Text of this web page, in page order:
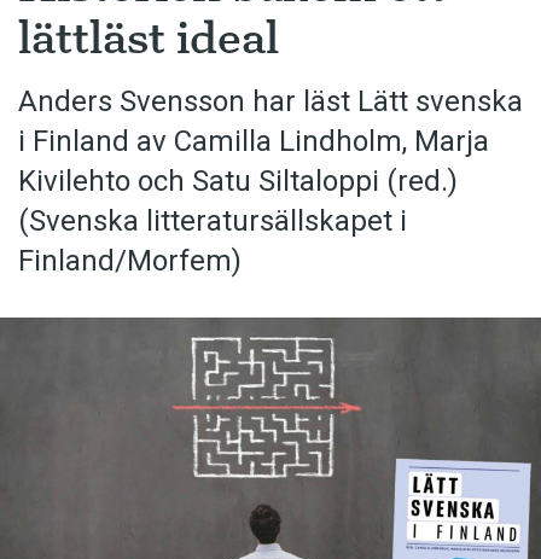
lättläst ideal
Anders Svensson har läst Lätt svenska
i Finland av Camilla Lindholm, Marja
Kivilehto och Satu Siltaloppi (red.)
(Svenska litteratur­sällskapet i
Finland/Morfem)